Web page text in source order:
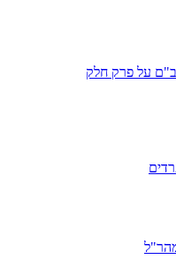
על פרק חלק